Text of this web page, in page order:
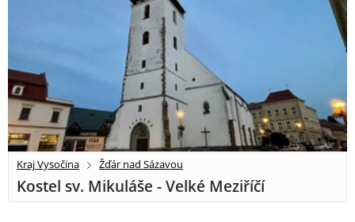
Kraj Vysočina Žďár nad Sázavou
Kostel sv. Mikuláše - Velké Meziříčí